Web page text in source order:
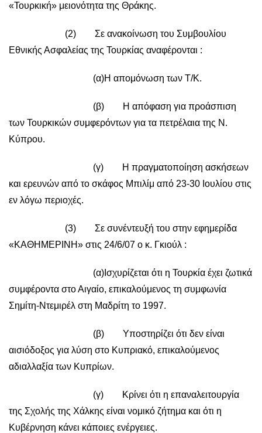
«Τουρκική» μειονότητα της Θράκης.
(2) Σε ανακοίνωση του Συμβουλίου
Εθνικής Ασφαλείας της Τουρκίας αναφέρονται :
(α)Η απομόνωση των Τ/Κ.
(β) Η απόφαση για προάσπιση
των Τουρκικών συμφερόντων για τα πετρέλαια της Ν.
Κύπρου.
(γ) Η πραγματοποίηση ασκήσεων
και ερευνών από το σκάφος Μπιλίμ από 23-30 Ιουλίου στις
εν λόγω περιοχές.
(3) Σε συνέντευξή του στην εφημερίδα
«ΚΑΘΗΜΕΡΙΝΗ» στις 24/6/07 ο κ. Γκιούλ :
(α)Ισχυρίζεται ότι η Τουρκία έχει ζωτικά
συμφέροντα στο Αιγαίο, επικαλούμενος τη συμφωνία
Σημίτη-Ντεμιρέλ στη Μαδρίτη το 1997.
(β) Υποστηρίζει ότι δεν είναι
αισιόδοξος για λύση στο Κυπριακό, επικαλούμενος
αδιαλλαξία των Κυπρίων.
(γ) Κρίνει ότι η επαναλειτουργία
της Σχολής της Χάλκης είναι νομικό ζήτημα και ότι η
Κυβέρνηση κάνει κάποιες ενέργειες.